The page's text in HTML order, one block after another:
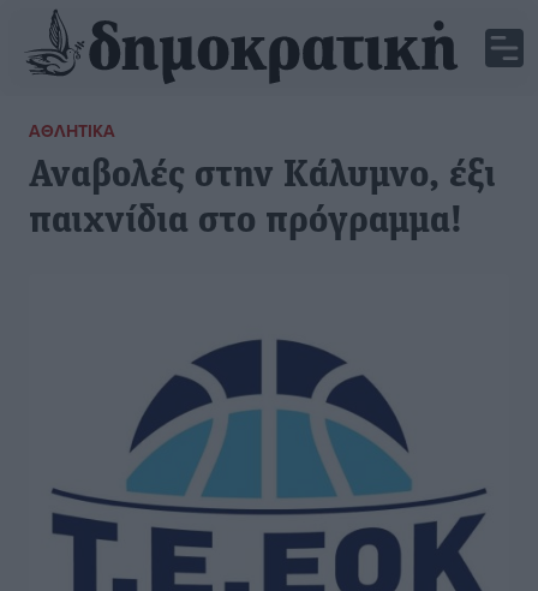
ΑΘΛΗΤΙΚΆ
Αναβολές στην Κάλυμνο, έξι
παιχνίδια στο πρόγραμμα!